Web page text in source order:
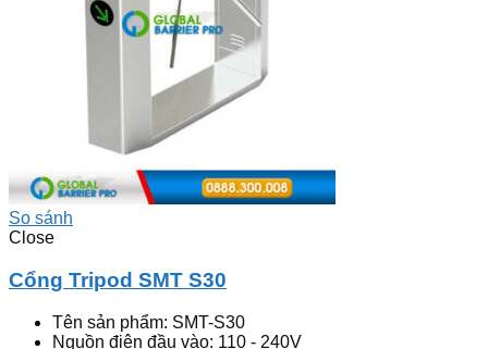
So sánh
Close
Cổng Tripod SMT S30
Tên sản phẩm: SMT-S30
Nguồn điện đầu vào: 110 - 240V